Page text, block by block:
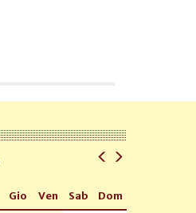
Gio Ven Sab Dom